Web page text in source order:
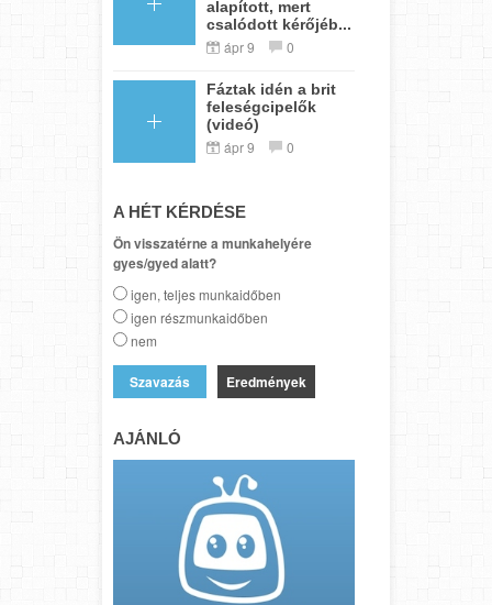
alapított, mert
csalódott kérőjéb...
ápr 9 0
Fáztak idén a brit
feleségcipelők
(videó)
ápr 9 0
A HÉT KÉRDÉSE
Ön visszatérne a munkahelyére
gyes/gyed alatt?
igen, teljes munkaidőben
igen részmunkaidőben
nem
Eredmények
AJÁNLÓ